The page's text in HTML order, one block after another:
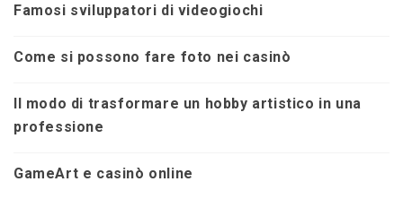
Famosi sviluppatori di videogiochi
Come si possono fare foto nei casinò
Il modo di trasformare un hobby artistico in una
professione
GameArt e casinò online